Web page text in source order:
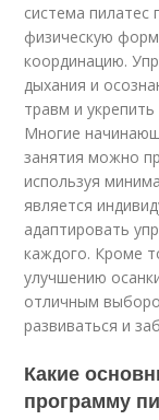
система пилатес
физическую
координацию.
дыхания и
травм и
Многие
занятия можно
используя
является
адаптировать
каждого. Кроме
улучшению
отличным
развиваться и
Какие
программу